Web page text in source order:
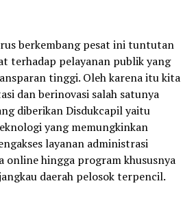
berkembang pesat ini tuntutan
terhadap pelayanan publik yang
tinggi. Oleh karena itu kita
dan berinovasi salah satunya
diberikan Disdukcapil yaitu
yang memungkinkan
layanan administrasi
online hingga program khususnya
daerah pelosok terpencil.